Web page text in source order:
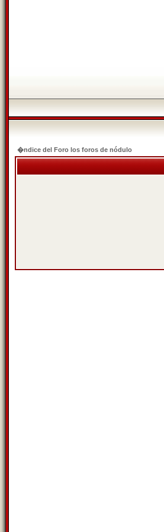
�ndice del Foro los foros de nódulo